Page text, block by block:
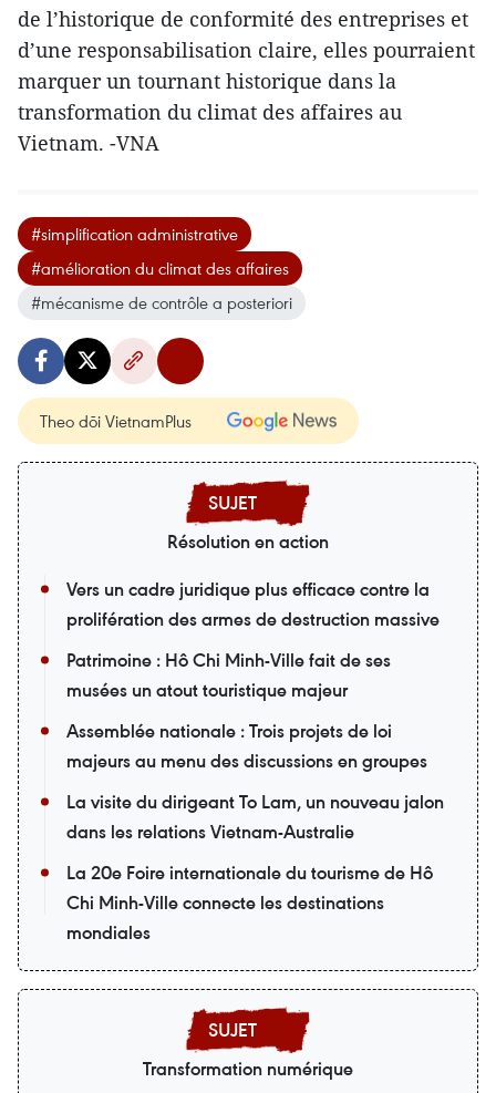
de l’historique de conformité des entreprises et
d’une responsabilisation claire, elles pourraient
marquer un tournant historique dans la
transformation du climat des affaires au
Vietnam. -VNA
#simplification administrative
#amélioration du climat des affaires
#mécanisme de contrôle a posteriori
Theo dõi VietnamPlus
Résolution en action
Vers un cadre juridique plus efficace contre la
prolifération des armes de destruction massive
Patrimoine : Hô Chi Minh-Ville fait de ses
musées un atout touristique majeur
Assemblée nationale : Trois projets de loi
majeurs au menu des discussions en groupes
La visite du dirigeant To Lam, un nouveau jalon
dans les relations Vietnam-Australie
La 20e Foire internationale du tourisme de Hô
Chi Minh-Ville connecte les destinations
mondiales
Transformation numérique